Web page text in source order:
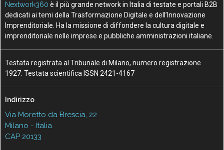
Nextwork360 è il più grande network in Italia di testate e portali B2B
dedicati ai temi della Trasformazione Digitale e dell’Innovazione
Imprenditoriale. Ha la missione di diffondere la cultura digitale e
imprenditoriale nelle imprese e pubbliche amministrazioni italiane.
Testata registrata al Tribunale di Milano, numero registrazione
1927. Testata scientifica ISSN 2421-4167
Indirizzo
Via Moretto da Brescia, 22
Milano - Italia
CAP 20133